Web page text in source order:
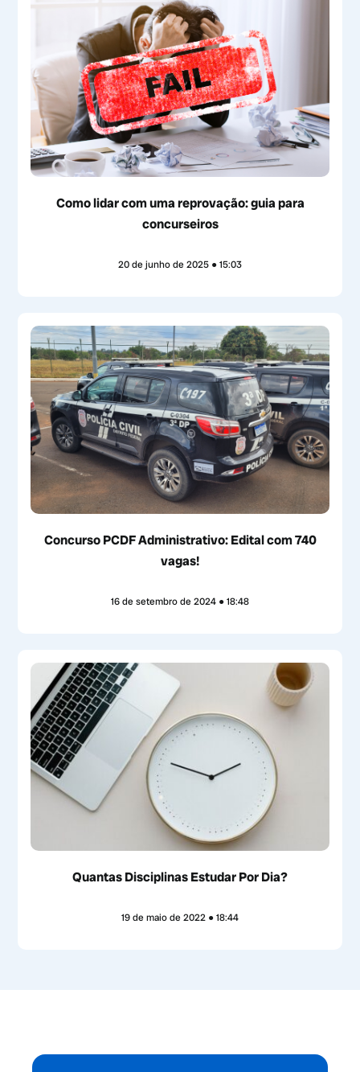
Como lidar com uma reprovação: guia para
concurseiros
20 de junho de 2025 15:03
Concurso PCDF Administrativo: Edital com 740
vagas!
16 de setembro de 2024 18:48
Quantas Disciplinas Estudar Por Dia?
19 de maio de 2022 18:44